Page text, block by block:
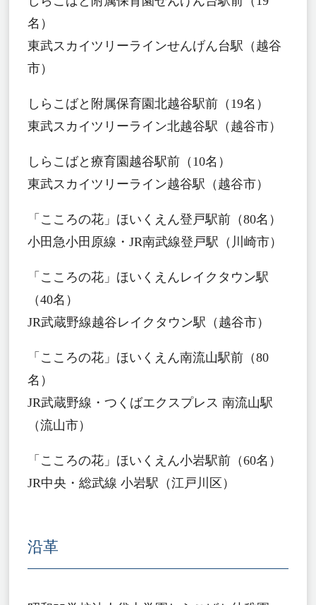
名）
東武スカイツリーラインせんげん台駅（越谷
市）
しらこばと附属保育園北越谷駅前（19名）
東武スカイツリーライン北越谷駅（越谷市）
しらこばと療育園越谷駅前（10名）
東武スカイツリーライン越谷駅（越谷市）
「こころの花」ほいくえん登戸駅前（80名）
小田急小田原線・JR南武線登戸駅（川崎市）
「こころの花」ほいくえんレイクタウン駅
（40名）
JR武蔵野線越谷レイクタウン駅（越谷市）
「こころの花」ほいくえん南流山駅前（80
名）
JR武蔵野線・つくばエクスプレス 南流山駅
（流山市）
「こころの花」ほいくえん小岩駅前（60名）
JR中央・総武線 小岩駅（江戸川区）
沿革